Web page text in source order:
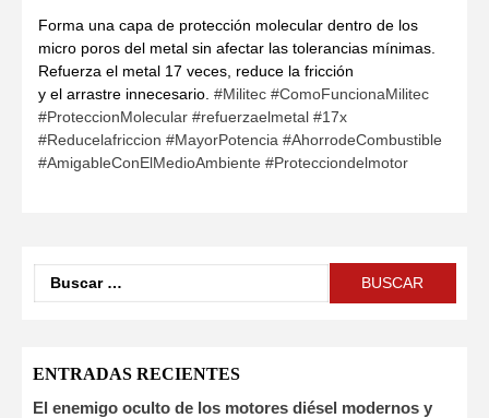
Forma una capa de protección molecular dentro de los
micro poros del metal sin afectar las tolerancias mínimas.
Refuerza el metal 17 veces, reduce la fricción
y el arrastre innecesario. #Militec #ComoFuncionaMilitec
#ProteccionMolecular #refuerzaelmetal #17x
#Reducelafriccion #MayorPotencia #AhorrodeCombustible
#AmigableConElMedioAmbiente #Protecciondelmotor
ENTRADAS RECIENTES
El enemigo oculto de los motores diésel modernos y